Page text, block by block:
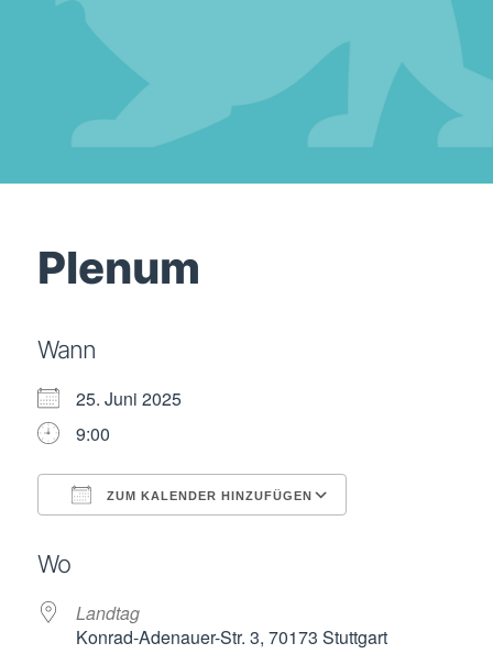
Plenum
Wann
25. Juni 2025
9:00
ZUM KALENDER HINZUFÜGEN
Wo
Landtag
Konrad-Adenauer-Str. 3, 70173 Stuttgart